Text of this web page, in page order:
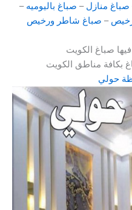
صباغ منازل – صباغ باليوميه –
– صباغ شاطر ورخيص
صباغ الكويت
بكافة مناطق الكويت
حولي